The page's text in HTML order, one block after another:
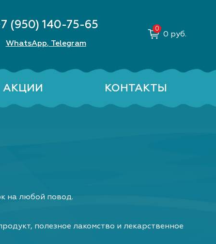
(950) 140-75-65
WhatsApp, Telegram
0 руб.
АКЦИИ КОНТАКТЫ
на любой повод.
полезное лакомство и лекарственное